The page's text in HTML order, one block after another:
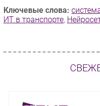
Мероприятия
Проекты
Ключевые слова:
ИТ в транспорте,